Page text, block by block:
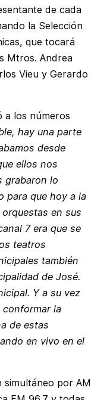
de cada
la Selección
que tocará
Mtros. Andrea
Vieu y Gerardo
a los números
hay una parte
desde
ellos nos
grabaron lo
para que hoy a la
en sus
7 era que se
teatros
también
de José.
Y a su vez
conformar la
de estas
en vivo en el
simultáneo por AM